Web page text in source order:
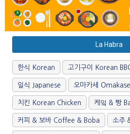
La Habra
한식 Korean 고기구이 Korean
일식 Japanese 오마카세 Omakase
치킨 Korean Chicken 케잌 & 빵
커피 & 보바 Coffee & Boba 소주